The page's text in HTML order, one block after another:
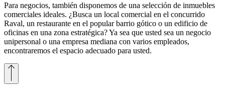
Para negocios, también disponemos de una selección de inmuebles
comerciales ideales. ¿Busca un local comercial en el concurrido
Raval, un restaurante en el popular barrio gótico o un edificio de
oficinas en una zona estratégica? Ya sea que usted sea un negocio
unipersonal o una empresa mediana con varios empleados,
encontraremos el espacio adecuado para usted.